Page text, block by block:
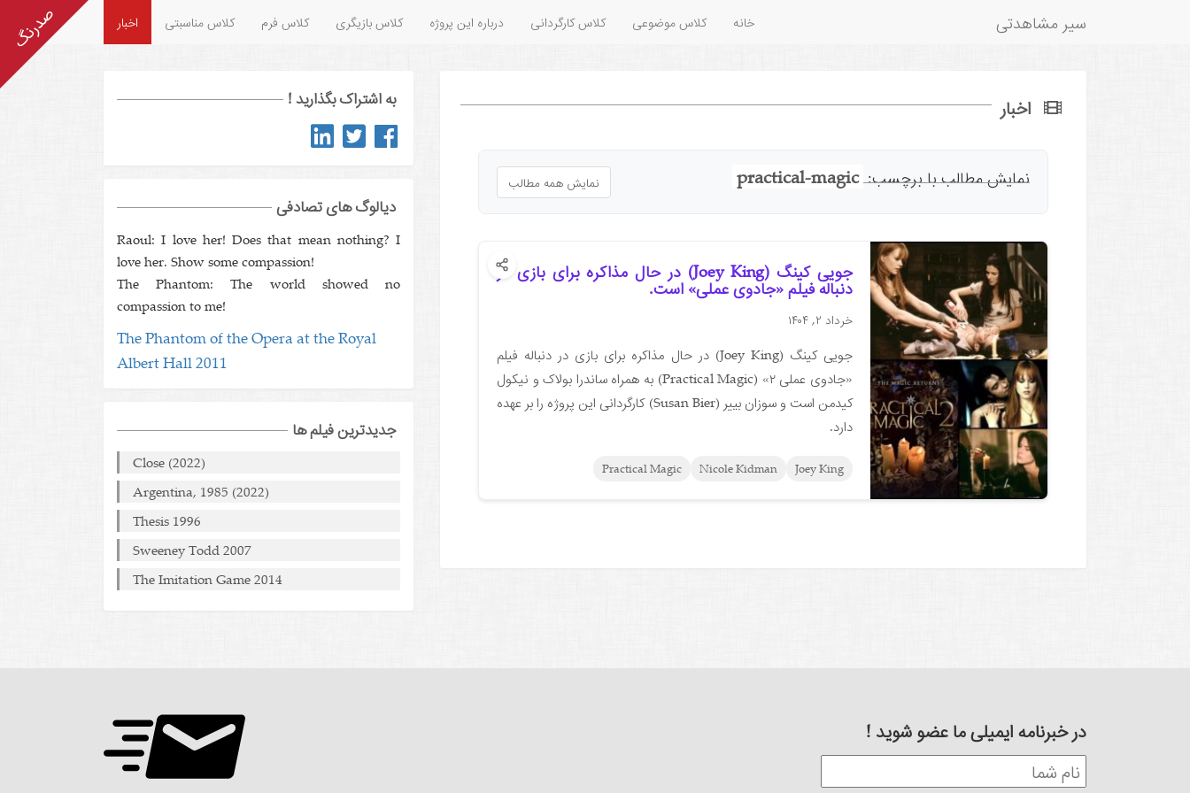
سیر مشاهدتی خانه کلاس موضوعی کلاس کارگردانی درباره این پروژه کلاس بازیگری کلاس فرم کلاس مناسبتی اخبار
اخبار
نمایش مطالب با برچسب: practical-magic نمایش همه مطالب
جویی کینگ (Joey King) در حال مذاکره برای بازی در
دنباله فیلم «جادوی عملی» است.
خرداد ۲, ۱۴۰۴
جویی کینگ (Joey King) در حال مذاکره برای بازی در دنباله فیلم
«جادوی عملی ۲» (Practical Magic) به همراه ساندرا بولاک و نیکول
کیدمن است و سوزان بییر (Susan Bier) کارگردانی این پروژه را بر عهده
دارد.
Joey King
Nicole Kidman
Practical Magic
به اشتراک بگذارید !
دیالوگ های تصادفی
Raoul: I love her! Does that mean nothing? I
love her. Show some compassion!
The Phantom: The world showed no
compassion to me!
The Phantom of the Opera at the Royal
Albert Hall 2011
جدیدترین فیلم ها
Close (2022)
Argentina, 1985 (2022)
Thesis 1996
Sweeney Todd 2007
The Imitation Game 2014
در خبرنامه ایمیلی ما عضو شوید !